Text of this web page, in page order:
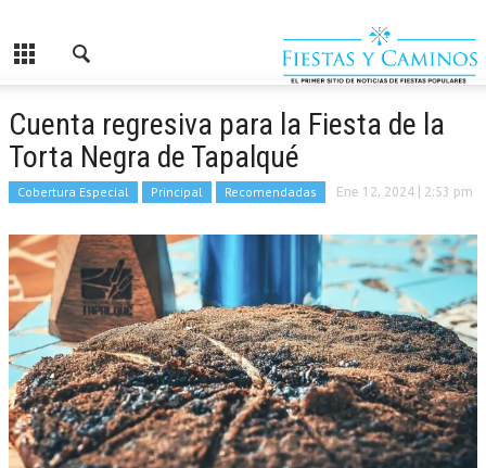
Cuenta regresiva para la Fiesta de la
Torta Negra de Tapalqué
Cobertura Especial Principal Recomendadas Ene 12, 2024 | 2:53 pm